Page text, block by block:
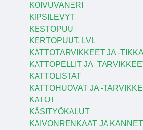
KOIVUVANERI
KIPSILEVYT
KESTOPUU
KERTOPUUT, LVL
KATTOTARVIKKEET JA -
KATTOPELLIT JA -
KATTOLISTAT
KATTOHUOVAT JA -
KATOT
KÄSITYÖKALUT
KAIVONRENKAAT JA KANNET